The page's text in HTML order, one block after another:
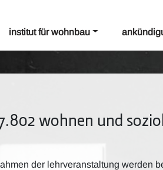
institut für wohnbau
wohnen und
der lehrveranstaltung werden